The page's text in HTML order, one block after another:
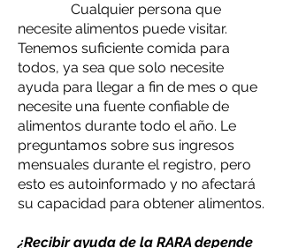
Cualquier persona que
necesite alimentos puede visitar.
Tenemos suficiente comida para
todos, ya sea que solo necesite
ayuda para llegar a fin de mes o que
necesite una fuente confiable de
alimentos durante todo el año. Le
preguntamos sobre sus ingresos
mensuales durante el registro, pero
esto es autoinformado y no afectará
su capacidad para obtener alimentos.
¿Recibir ayuda de la RARA depende